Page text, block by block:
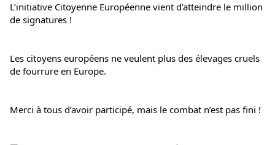
L’initiative Citoyenne Européenne vient d’atteindre le million
de signatures !
Les citoyens européens ne veulent plus des élevages cruels
de fourrure en Europe.
Merci à tous d’avoir participé, mais le combat n’est pas fini !